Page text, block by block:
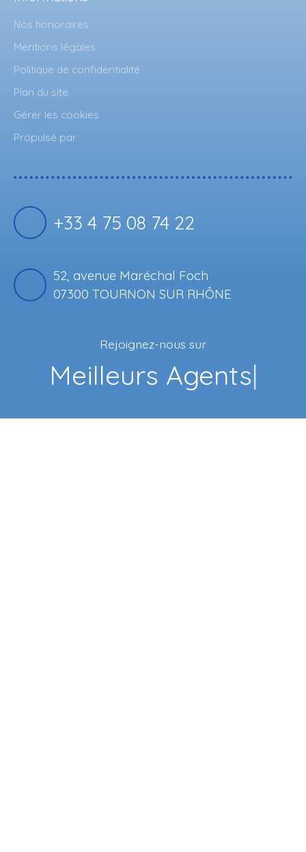
Nos honoraires
Mentions légales
Politique de confidentialité
Plan du site
Gérer les cookies
Propulsé par
+33 4 75 08 74 22
52, avenue Maréchal Foch
07300 TOURNON SUR RHÔNE
Rejoignez-nous sur
Fa |